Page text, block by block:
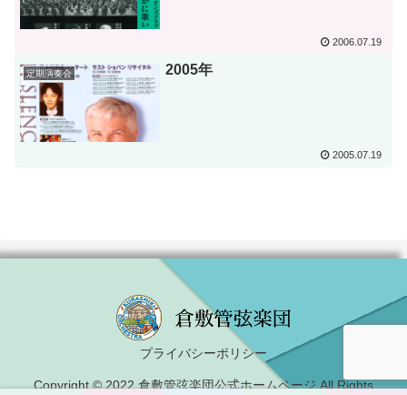
2006.07.19
定期演奏会 2005年
2005.07.19
プライバシーポリシー
Copyright © 2022 倉敷管弦楽団公式ホームページ All Rights